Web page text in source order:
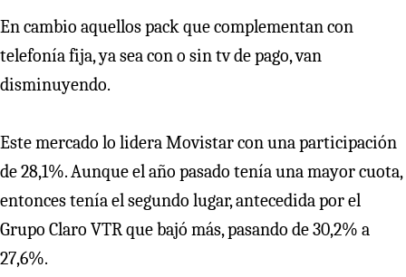
En cambio aquellos pack que complementan con
telefonía fija, ya sea con o sin tv de pago, van
disminuyendo.
Este mercado lo lidera Movistar con una participación
de 28,1%. Aunque el año pasado tenía una mayor cuota,
entonces tenía el segundo lugar, antecedida por el
Grupo Claro VTR que bajó más, pasando de 30,2% a
27,6%.